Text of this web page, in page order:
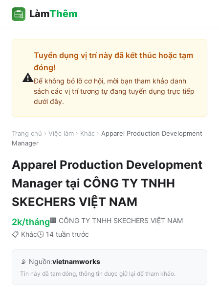
LàmThêm
⚠️
Tuyển dụng vị trí này đã kết thúc hoặc tạm
đóng!
Để không bỏ lỡ cơ hội, mời bạn tham khảo danh
sách các vị trí tương tự đang tuyển dụng trực tiếp
dưới đây.
Trang chủ › Việc làm › Khác › Apparel Production Development
Manager
Apparel Production Development
Manager tại CÔNG TY TNHH
SKECHERS VIỆT NAM
2k/tháng🏢 CÔNG TY TNHH SKECHERS VIỆT NAM
📋 Khác🕒 14 tuần trước
📡 Nguồn:vietnamworks
Tin này đã tạm đóng, thông tin được giữ lại để tham khảo.